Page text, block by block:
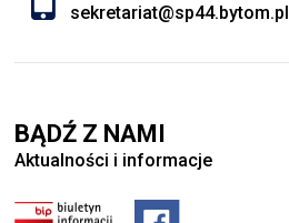
sekretariat@sp44.bytom.pl
BĄDŹ Z NAMI
Aktualności i informacje